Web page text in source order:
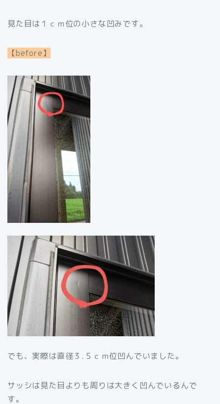
見た目は１ｃｍ位の小さな凹みです。
【before】
でも、実際は直径３.５ｃｍ位凹んでいました。
サッシは見た目よりも周りは大きく凹んでいるんで
す。